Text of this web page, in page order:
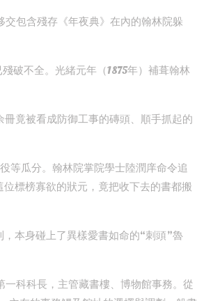
包含殘存《年夜典》在內的翰林院躲
破不全。光緒元年（1875年）補葺翰林
竟被看成防御工事的磚頭、順手抓起的
等瓜分。翰林院掌院學士陸潤庠命令追
標榜寡欲的狀元，竟把收下去的書都搬
本身碰上了異樣愛書如命的“刺頭”魯
科科長，主管藏書樓、博物館事務。從